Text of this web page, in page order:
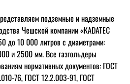
подземные и надземные
Чешской компании «KADATEC
до 10 000 литров с диаметрами:
и 2500 мм. Все газгольдеры
нормативных документов: ГОСТ
76, ГОСТ 12.2.003-91, ГОСТ